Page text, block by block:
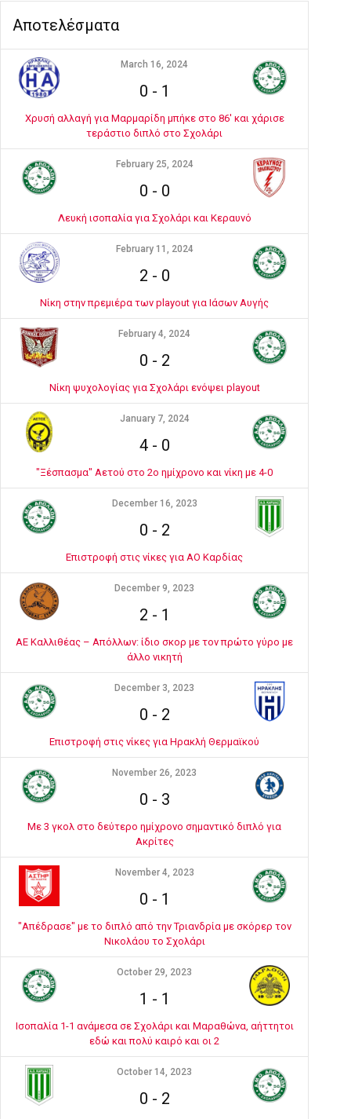
Αποτελέσματα
March 16, 2024
0 - 1
Χρυσή αλλαγή για Μαρμαρίδη μπήκε στο 86' και χάρισε
τεράστιο διπλό στο Σχολάρι
February 25, 2024
0 - 0
Λευκή ισοπαλία για Σχολάρι και Κεραυνό
February 11, 2024
2 - 0
Νίκη στην πρεμιέρα των playout για Ιάσων Αυγής
February 4, 2024
0 - 2
Νίκη ψυχολογίας για Σχολάρι ενόψει playout
January 7, 2024
4- 0
"Ξέσπασμα" Αετού στο 2ο ημίχρονο και νίκη με 4-0
December 16, 2023
0 - 2
Επιστροφή στις νίκες για ΑΟ Καρδίας
December 9, 2023
2 - 1
ΑΕ Καλλιθέας – Απόλλων: ίδιο σκορ με τον πρώτο γύρο με
άλλο νικητή
December 3, 2023
0 - 2
Επιστροφή στις νίκες για Ηρακλή Θερμαϊκού
November 26, 2023
0 - 3
Με 3 γκολ στο δεύτερο ημίχρονο σημαντικό διπλό για
Ακρίτες
November 4, 2023
0 - 1
"Απέδρασε" με το διπλό από την Τριανδρία με σκόρερ τον
Νικολάου το Σχολάρι
October 29, 2023
1 - 1
Ισοπαλία 1-1 ανάμεσα σε Σχολάρι και Μαραθώνα, αήττητοι
εδώ και πολύ καιρό και οι 2
October 14, 2023
0 - 2